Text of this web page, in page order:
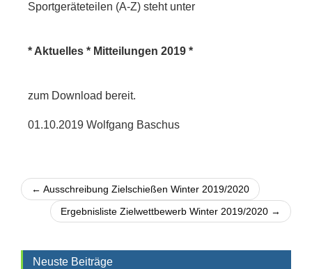
Sportgeräteteilen (A-Z) steht unter
* Aktuelles * Mitteilungen 2019 *
zum Download bereit.
01.10.2019 Wolfgang Baschus
← Ausschreibung Zielschießen Winter 2019/2020
Ergebnisliste Zielwettbewerb Winter 2019/2020 →
Neuste Beiträge